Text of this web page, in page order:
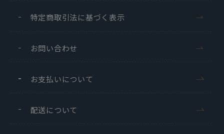
特定商取引法に基づく表示
お問い合わせ
お支払いについて
配送について